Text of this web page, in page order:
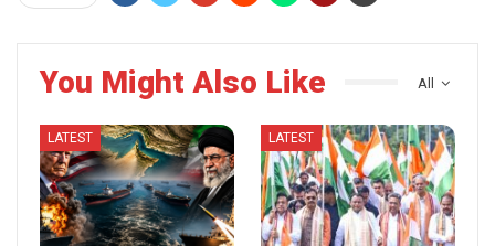
All
You Might Also Like
LATEST LATEST